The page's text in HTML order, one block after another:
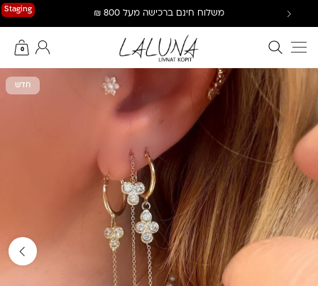
Staging משלוח חינם ברכישה מעל 800 ₪
חיפוש באתר
0
החשבון שלי
חדש